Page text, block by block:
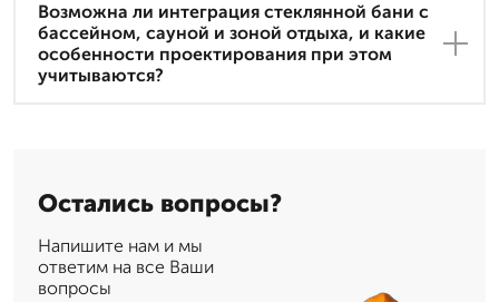
Возможна ли интеграция стеклянной бани с
бассейном, сауной и зоной отдыха, и какие
особенности проектирования при этом
учитываются?
Остались вопросы?
Напишите нам и мы
ответим на все Ваши
вопросы